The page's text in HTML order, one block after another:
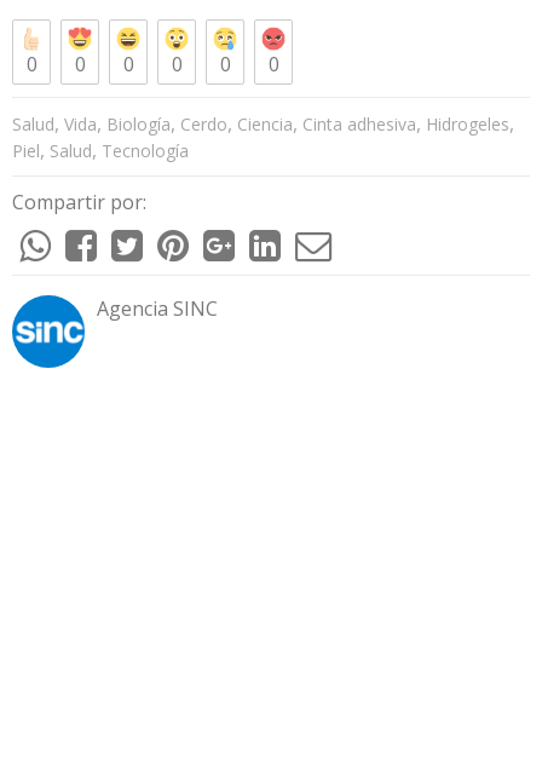
0 0 0 0 0 0
Salud, Vida, Biología, Cerdo, Ciencia, Cinta adhesiva, Hidrogeles,
Piel, Salud, Tecnología
Compartir por:
Agencia SINC